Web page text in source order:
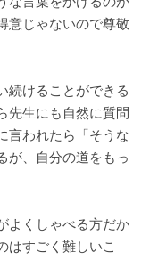
意じゃないので尊敬
続けることができる
先生にも自然に質問
言われたら「そうな
が、自分の道をもっ
よくしゃべる方だか
はすごく難しいこ